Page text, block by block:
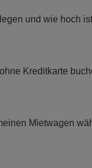
und wie hoch
Kreditkarte
Mietwagen